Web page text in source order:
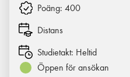
Poäng: 400
Distans
Studietakt: Heltid
Öppen för ansökan